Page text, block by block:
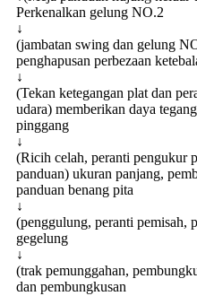
Perkenalkan gelung NO.2
↓
(jambatan swing dan gelung
penghapusan perbezaan
↓
(Tekan ketegangan plat dan
udara) memberikan daya
pinggang
↓
(Ricih celah, peranti pengukur
panduan) ukuran panjang,
panduan benang pita
↓
(penggulung, peranti pemisah,
gegelung
↓
(trak pemunggahan,
dan pembungkusan